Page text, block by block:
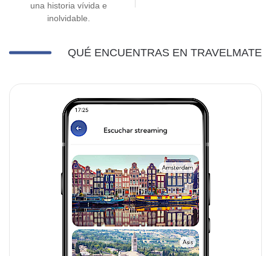
una historia vívida e
inolvidable.
QUÉ ENCUENTRAS EN TRAVELMATE